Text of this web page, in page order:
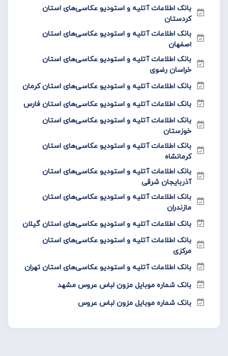
بانک اطلاعات آتلیه و استودیو عکاسی‌های استان
کردستان
بانک اطلاعات آتلیه و استودیو عکاسی‌های استان
اصفهان
بانک اطلاعات آتلیه و استودیو عکاسی‌های استان
خراسان رضوی
بانک اطلاعات آتلیه و استودیو عکاسی‌های استان کرمان
بانک اطلاعات آتلیه و استودیو عکاسی‌های استان فارس
بانک اطلاعات آتلیه و استودیو عکاسی‌های استان
خوزستان
بانک اطلاعات آتلیه و استودیو عکاسی‌های استان
کرمانشاه
بانک اطلاعات آتلیه و استودیو عکاسی‌های استان
آذربایجان شرقی
بانک اطلاعات آتلیه و استودیو عکاسی‌های استان
مازندران
بانک اطلاعات آتلیه و استودیو عکاسی‌های استان گیلان
بانک اطلاعات آتلیه و استودیو عکاسی‌های استان
مرکزی
بانک اطلاعات آتلیه و استودیو عکاسی‌های استان تهران
بانک شماره موبایل مزون لباس عروس مشهد
بانک شماره موبایل مزون لباس عروس